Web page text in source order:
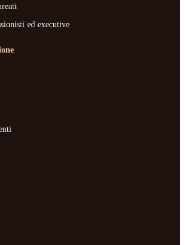
ed executive